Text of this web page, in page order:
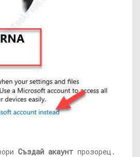
Създай акаунт прозорец.